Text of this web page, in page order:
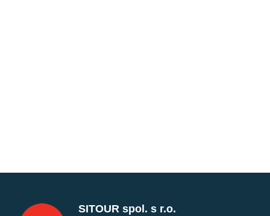
SITOUR spol. s r.o.